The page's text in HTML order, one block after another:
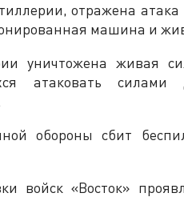
отражена
машина и
уничтожена живая
атаковать
обороны сбит
войск «Восток»